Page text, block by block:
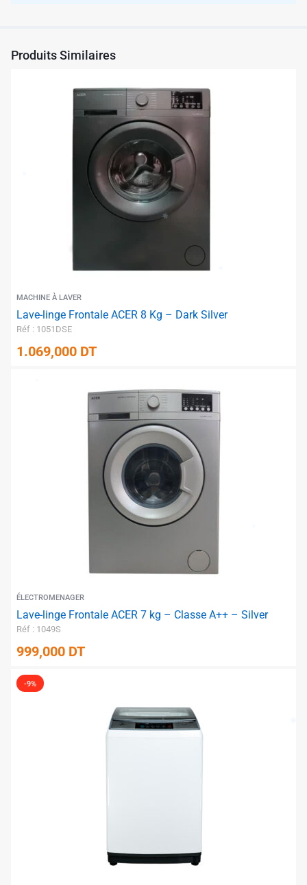
Produits Similaires
MACHINE À LAVER
Lave-linge Frontale ACER 8 Kg – Dark Silver
Réf : 1051DSE
1.069,000 DT
ÉLECTROMENAGER
Lave-linge Frontale ACER 7 kg – Classe A++ – Silver
Réf : 1049S
999,000 DT
-9%